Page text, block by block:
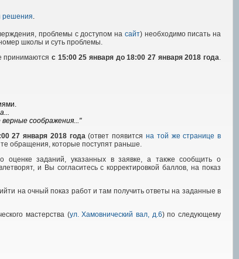
решения.
проблемы с доступом на сайт) необходимо писать на
школы и суть проблемы.
принимаютсяс 15:00 25 января до 18:00 27 января 2018 года.
соображения..."
27 января 2018 года(ответ появится на той же странице в
обращения, которые поступят раньше.
оценке заданий, указанных в заявке, а также сообщить о
и Вы согласитесь с корректировкой баллов, на показ
на очный показ работ и там получить ответы на заданные в
мастерства (ул. Хамовнический вал, д.6) по следующему